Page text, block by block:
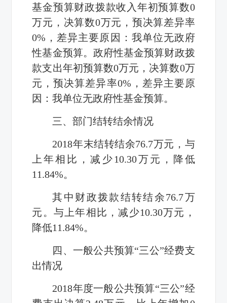
基金预算财政拨款收入年初预算数0
万元，决算数0万元，预决算差异率
0%，差异主要原因：我单位无政府
性基金预算。政府性基金预算财政拨
款支出年初预算数0万元，决算数0万
元，预决算差异率0%，差异主要原
因：我单位无政府性基金预算。
三、部门结转结余情况
2018年末结转结余76.7万元，与
上年相比，减少10.30万元，降低
11.84%。
其中财政拨款结转结余76.7万
元。与上年相比，减少10.30万元，
降低11.84%。
四、一般公共预算“三公”经费支
出情况
2018年度一般公共预算“三公”经